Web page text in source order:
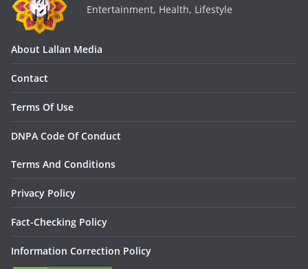
Entertainment, Health, Lifestyle
About Lallan Media
Contact
Terms Of Use
DNPA Code Of Conduct
Terms And Conditions
Privacy Policy
Fact-Checking Policy
Information Correction Policy